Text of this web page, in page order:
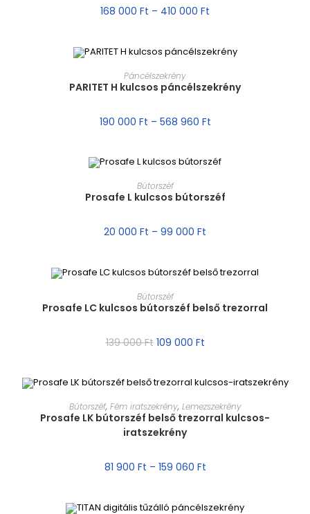
168 000 Ft – 410 000 Ft
MÉRET VÁLASZTÁSA
Páncélszekrény
PARITET H kulcsos páncélszekrény
190 000 Ft – 568 960 Ft
MÉRET VÁLASZTÁSA
Bútorszéf
Prosafe L kulcsos bútorszéf
20 000 Ft – 99 000 Ft
MÉRET VÁLASZTÁSA
Bútorszéf
Prosafe LC kulcsos bútorszéf belső trezorral
139 000Ft 109 000 Ft
MÉRET VÁLASZTÁSA
Bútorszéf, Fém iratszekrény, Lemezszekrény
Prosafe LK bútorszéf belső trezorral kulcsos-
iratszekrény
81 900 Ft – 159 060 Ft